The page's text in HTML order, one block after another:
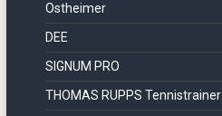
Ostheimer
DEE
SIGNUM PRO
THOMAS RUPPS Tennistrainer